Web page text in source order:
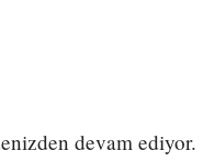
devam ediyor.